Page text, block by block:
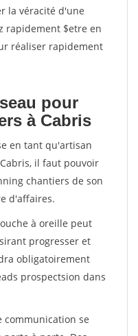
la véracité d'une
rapidement $etre en
réaliser rapidement
pour
à Cabris
en tant qu'artisan
il faut pouvoir
chantiers de son
d'affaires.
à oreille peut
progresser et
obligatoirement
prospectsion dans
communication se